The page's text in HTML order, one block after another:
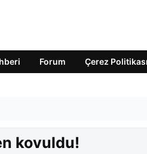
Forum Çerez Politikası
kovuldu!